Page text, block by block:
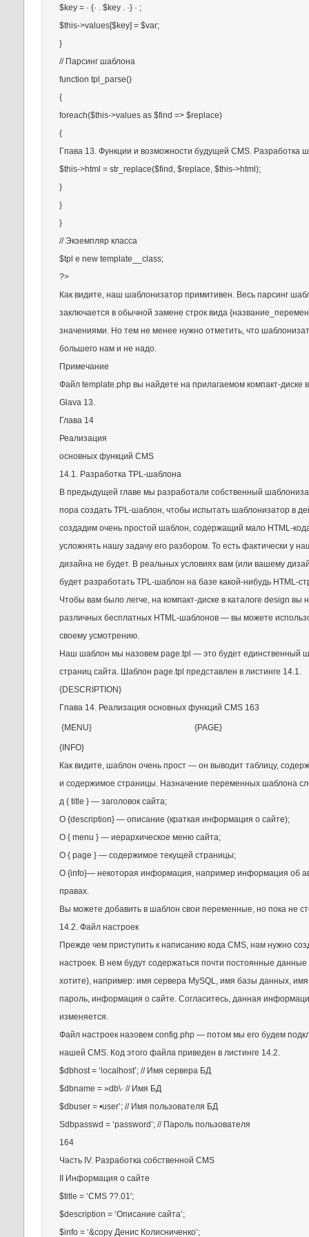
$key = · {· . $key . ·} · ;
$this->values[$key] = $var;
}
// Парсинг шаблона
function tpl_parse()
{
foreach($this->values as $find => $replace)
{
Гпава 13. Функции и возможности будущей CMS. Разработка
$this->html = str_replace($find, $replace, $this->html);
}
}
}
// Экземпляр класса
$tpl e new template__class;
?>
Как видите, наш шаблонизатор примитивен. Весь парсинг
заключается в обычной замене строк вида
значениями. Но тем не менее нужно отметить, что
большего нам и не надо.
Примечание
Файл template.php вы найдете на прилагаемом компакт-диске в
Glava 13.
Глава 14
Реализация
основных функций CMS
14.1. Разработка TPL-шаблона
В предыдущей главе мы разработали собственный
пора создать TPL-шаблон, чтобы испытать шаблонизатор в
создадим очень простой шаблон, содержащий мало HTML-
усложнять нашу задачу его разбором. То есть фактически у
дизайна не будет. В реальных условиях вам (или вашему
будет разработать TPL-шаблон на базе какой-нибудь HTML-
Чтобы вам было легче, на компакт-диске в каталоге design вы
различных бесплатных HTML-шаблонов — вы можете
своему усмотрению.
Наш шаблон мы назовем page.tpl — это будет единственный
страниц сайта. Шаблон page.tpl представлен в листинге 14.1.
{DESCRIPTION}
Гпава 14. Реализация основных функций CMS 163
{MENU} {PAGE}
{INFO}
Как видите, шаблон очень прост — он выводит таблицу,
и содержимое страницы. Назначение переменных шаблона
д { title } — заголовок сайта;
О {description} — описание (краткая информация о сайте);
О { menu } — иерархическое меню сайта;
О { page } — содержимое текущей страницы;
О {info}— некоторая информация, например информация об
правах.
Вы можете добавить в шаблон свои переменные, но пока не
14.2. Файл настроек
Прежде чем приступить к написанию кода CMS, нам нужно
настроек. В нем будут содержаться почти постоянные данные
хотите), например: имя сервера MySQL, имя базы данных,
пароль, информация о сайте. Согласитесь, данная
изменяется.
Файл настроек назовем config.php — потом мы его будем
нашей CMS. Код этого файла приведен в листинге 14.2.
$dbhost = ‘localhost’; // Имя сервера БД
$dbname = »db\· // Имя БД
$dbuser = •user’; // Имя пользователя БД
Sdbpasswd = ‘password’; // Пароль пользователя
164
Часть IV. Разработка собственной CMS
II Информация о сайте
$title = ‘CMS ??.01′;
$description = ‘Описание сайта’;
$info = ‘&сору Денис Колисниченко’;